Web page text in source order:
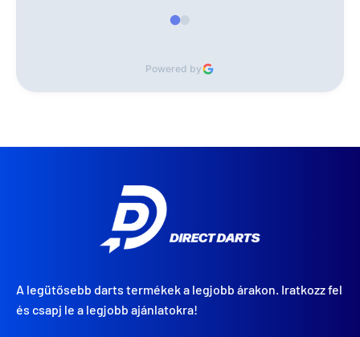
Powered by
A legütősebb darts termékek a legjobb árakon. Iratkozz fel
és csapj le a legjobb ajánlatokra!